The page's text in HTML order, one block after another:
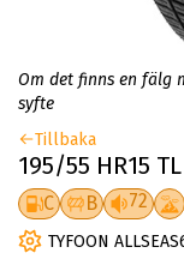
Om det finns en fälg
syfte
Tillbaka
195/55 HR15
C B 72
TYFOON